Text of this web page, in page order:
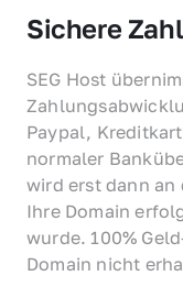
Sichere
SEG Host
Paypal,
normaler
wird erst dann an
Ihre Domain
wurde. 100%
Domain nicht